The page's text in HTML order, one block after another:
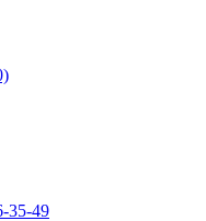
35-49